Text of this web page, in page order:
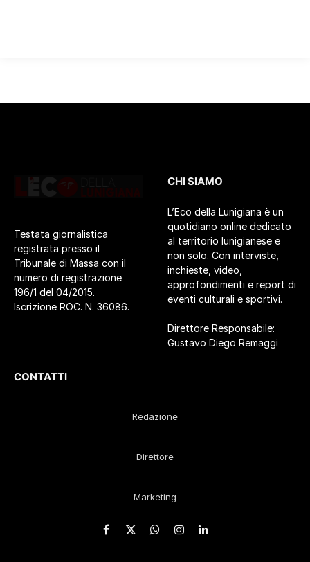
Testata giornalistica
registrata presso il
Tribunale di Massa con il
numero di registrazione
196/1 del 04/2015.
Iscrizione ROC. N. 36086.
CHI SIAMO
L’Eco della Lunigiana è un
quotidiano online dedicato
al territorio lunigianese e
non solo. Con interviste,
inchieste, video,
approfondimenti e report di
eventi culturali e sportivi.
Direttore Responsabile:
Gustavo Diego Remaggi
CONTATTI
Redazione
Direttore
Marketing
Facebook
X
WhatsApp
Instagram
LinkedIn